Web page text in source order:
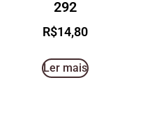
292
R$14,80
Ler mais